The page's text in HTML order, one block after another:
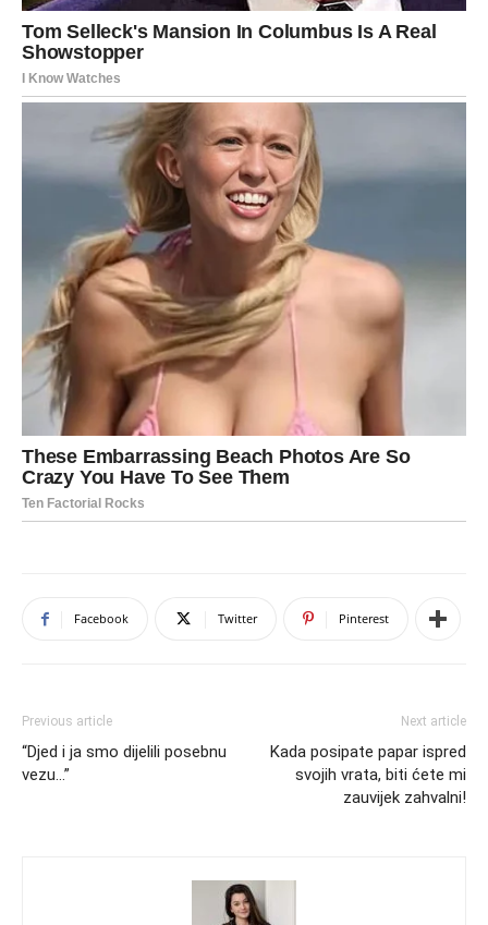
Facebook Twitter Pinterest
Previous article
“Djed i ja smo dijelili posebnu
vezu…”
Next article
Kada posipate papar ispred
svojih vrata, biti ćete mi
zauvijek zahvalni!